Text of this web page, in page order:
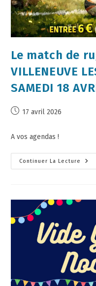
Le match de
VILLENEUVE
SAMEDI 18
17 avril 2026
A vos agendas !
Continuer La Lecture